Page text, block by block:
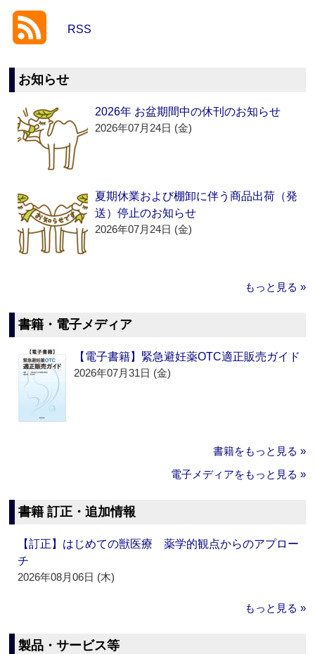
RSS
お知らせ
2026年 お盆期間中の休刊のお知らせ
2026年07月24日 (金)
夏期休業および棚卸に伴う商品出荷（発
送）停止のお知らせ
2026年07月24日 (金)
もっと見る »
書籍・電子メディア
【電子書籍】緊急避妊薬OTC適正販売ガイド
2026年07月31日 (金)
書籍をもっと見る »
電子メディアをもっと見る »
書籍 訂正・追加情報
【訂正】はじめての獣医療 薬学的観点からのアプロー
チ
2026年08月06日 (木)
もっと見る »
製品・サービス等